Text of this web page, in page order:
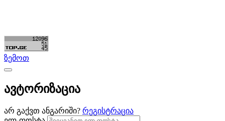
ზემოთ
ავტორიზაცია
არ გაქვთ ანგარიში? რეგისტრაცია